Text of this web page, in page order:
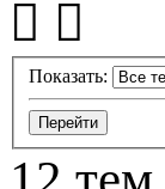
Показать: